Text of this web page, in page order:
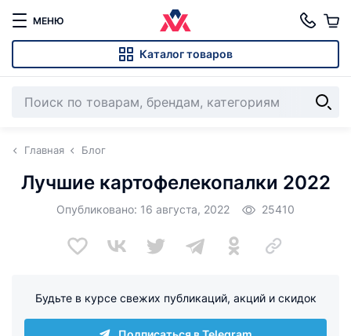
МЕНЮ
Каталог товаров
Главная Блог
Лучшие картофелекопалки 2022
Опубликовано: 16 августа, 2022 25410
Будьте в курсе свежих публикаций, акций и скидок